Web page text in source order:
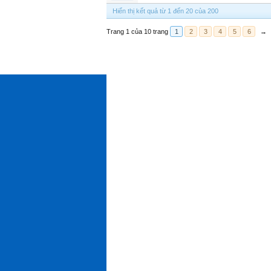
Hiển thị kết quả từ 1 đến 20 của 200
Trang 1 của 10 trang 1 2 3 4 5 6 →